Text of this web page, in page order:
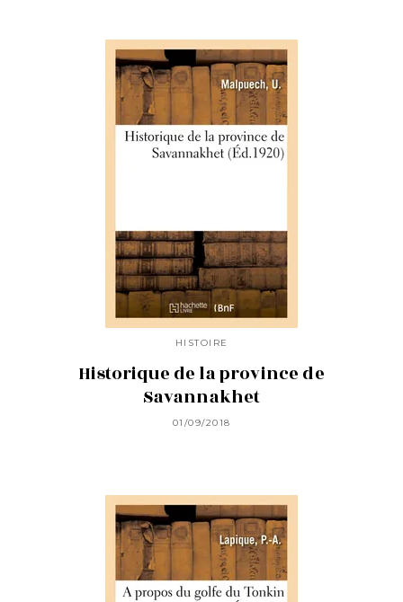
HISTOIRE
Historique de la province de
Savannakhet
01/09/2018